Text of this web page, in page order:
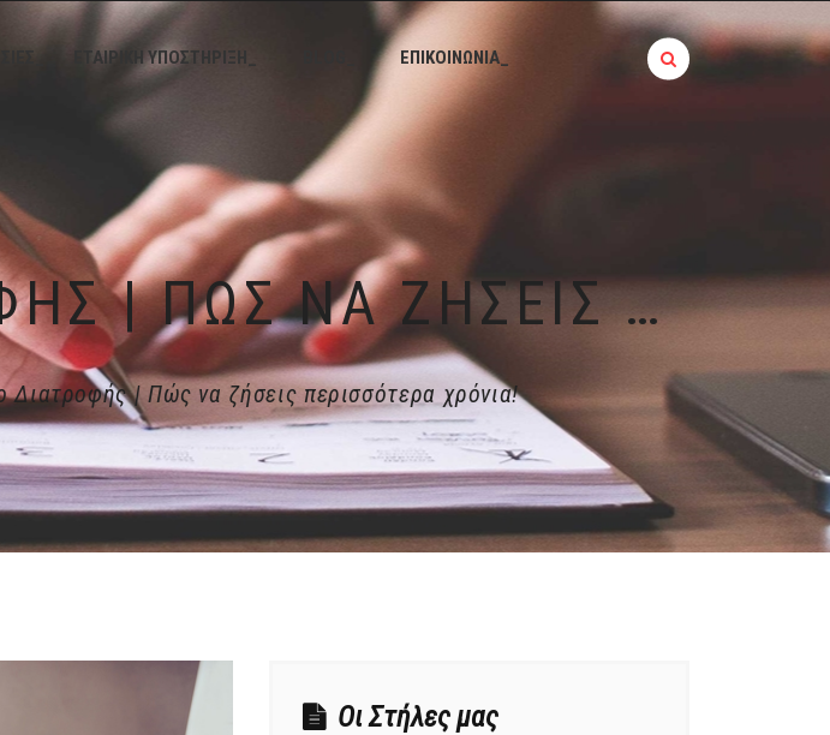
ΕΤΑΙΡΙΚΗ ΥΠΟΣΤΗΡΙΞΗ_ ΕΠΙΚΟΙΝΩΝΙΑ_
ΗΜΕΡΟΛΌΓΙΟ ΔΙΑΤΡΟΦΉΣ | ΠΏΣ ΝΑ ΖΉΣΕΙΣ ΠΕΡΙΣΣΌΤΕΡΑ ΧΡΌΝΙΑ!
Διατροφής | Πώς να ζήσεις περισσότερα χρόνια!
Οι Στήλες μας